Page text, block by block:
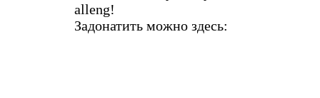
alleng!
Задонатить можно здесь: